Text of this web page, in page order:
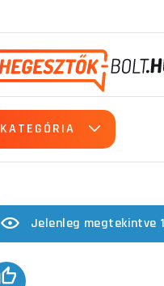
KATEGÓRIA
Jelenleg megtekintve